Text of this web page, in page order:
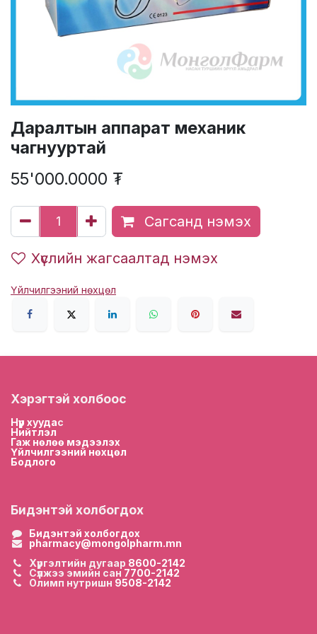
Даралтын аппарат механик
чагнууртай
55'000.0000 ₮
Сагсанд нэмэх
Хүслийн жагсаалтад нэмэх
Үйлчилгээний нөхцөл
Хэрэгтэй холбоос
Нүүр хуудас
Нийтлэл
Гаж нөлөө мэдээлэх
Үйлчилгээний нөхцөл
Бодлого
Бидэнтэй холбогдох
Бидэнтэй холбогдох
pharmacy@mongolpharm.mn
Хүргэлтийн дугаар 8600-2142
Сүлжээ эмийн сан 7700-2142
Олимп нутришн 9508-2142